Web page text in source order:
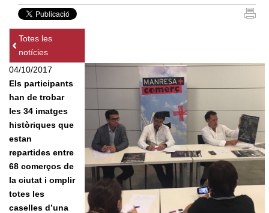
Totes les
notícies
04/10/2017
Els participants
han de trobar
les 34 imatges
històriques que
estan
repartides entre
68 comerços de
la ciutat i omplir
totes les
caselles d’una